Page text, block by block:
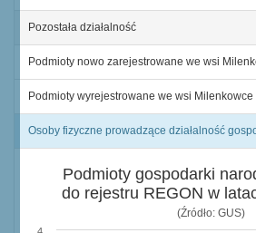
Pozostała działalność
Podmioty nowo zarejestrowane we wsi
Podmioty wyrejestrowane we wsi Milenkowce
Osoby fizyczne prowadzące działalność
Podmioty gospodarki
do rejestru REGON w
(Źródło: GUS)